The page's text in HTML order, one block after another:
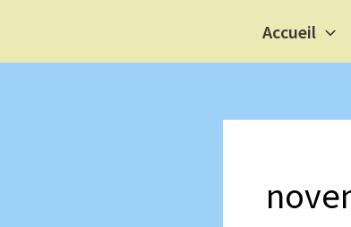
contenu
Accueil